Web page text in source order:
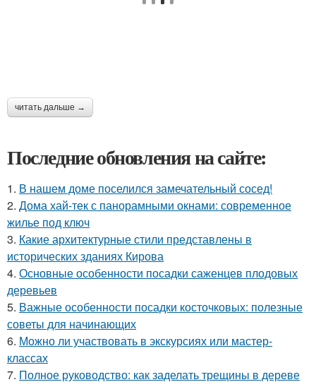
читать дальше →
Последние обновления на сайте:
1. В нашем доме поселился замечательный сосед!
2. Дома хай-тек с панорамными окнами: современное
жилье под ключ
3. Какие архитектурные стили представлены в
исторических зданиях Кирова
4. Основные особенности посадки саженцев плодовых
деревьев
5. Важные особенности посадки косточковых: полезные
советы для начинающих
6. Можно ли участвовать в экскурсиях или мастер-
классах
7. Полное руководство: как заделать трещины в дереве